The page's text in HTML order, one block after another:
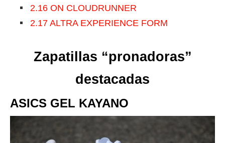
2.16 ON CLOUDRUNNER
2.17 ALTRA EXPERIENCE FORM
Zapatillas “pronadoras”
destacadas
ASICS GEL KAYANO